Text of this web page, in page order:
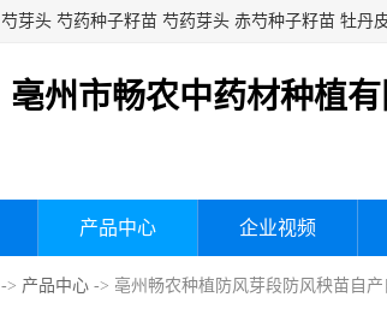
亳州市畅农中药材种植有
产品中心 企业视频
-> 产品中心 -> 亳州畅农种植防风芽段防风秧苗自产